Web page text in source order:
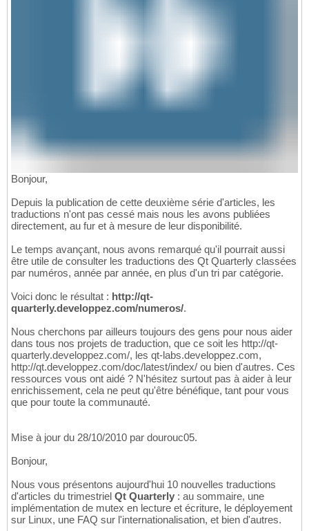
Bonjour,
Depuis la publication de cette deuxième série d'articles, les
traductions n'ont pas cessé mais nous les avons publiées
directement, au fur et à mesure de leur disponibilité.
Le temps avançant, nous avons remarqué qu'il pourrait aussi
être utile de consulter les traductions des Qt Quarterly classées
par numéros, année par année, en plus d'un tri par catégorie.
Voici donc le résultat : http://qt-
quarterly.developpez.com/numeros/.
Nous cherchons par ailleurs toujours des gens pour nous aider
dans tous nos projets de traduction, que ce soit les http://qt-
quarterly.developpez.com/, les qt-labs.developpez.com,
http://qt.developpez.com/doc/latest/index/ ou bien d'autres. Ces
ressources vous ont aidé ? N'hésitez surtout pas à aider à leur
enrichissement, cela ne peut qu'être bénéfique, tant pour vous
que pour toute la communauté.
Mise à jour du 28/10/2010 par dourouc05.
Bonjour,
Nous vous présentons aujourd'hui 10 nouvelles traductions
d'articles du trimestriel Qt Quarterly : au sommaire, une
implémentation de mutex en lecture et écriture, le déployement
sur Linux, une FAQ sur l'internationalisation, et bien d'autres.